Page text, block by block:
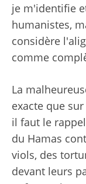
je m'identifie
humanistes,
considère
comme
La
exacte que
il faut le
du Hamas
viols, des
devant leurs